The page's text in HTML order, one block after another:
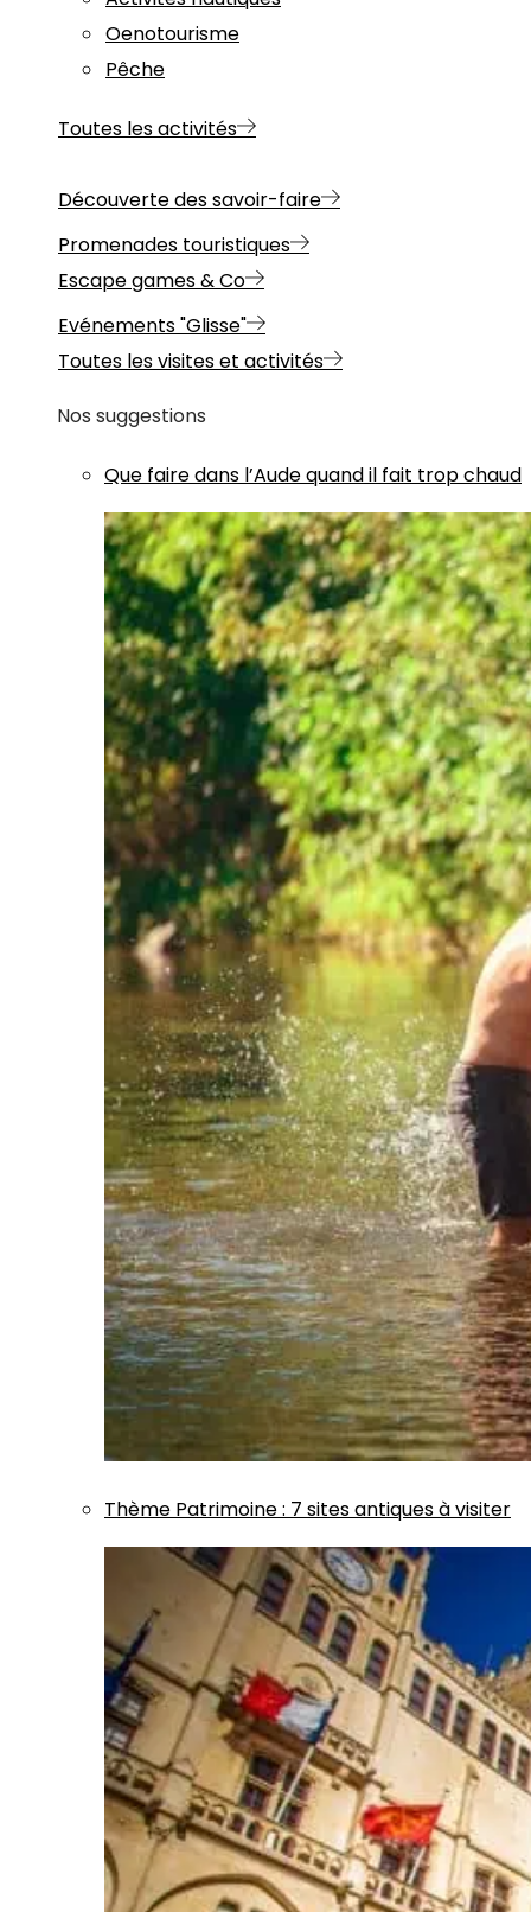
Oenotourisme
Pêche
Toutes les activités
Découverte des savoir-faire
Promenades touristiques
Escape games & Co
Evénements "Glisse"
Toutes les visites et activités
Nos suggestions
Que faire dans l’Aude quand il fait trop chaud
Thème Patrimoine: 7 sites antiques à visiter